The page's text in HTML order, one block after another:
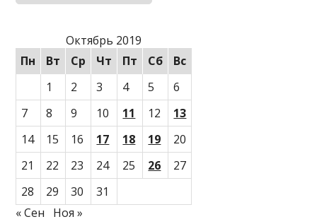
Октябрь 2019
Пн
Вт Ср Чт Пт Сб
Вс
1
2 3 4 5
6
7
8 9 10 11 12
13
14
15 16 17 18 19
20
21
22 23 24 25 26
27
28
29 30
31
« Сен
Ноя »